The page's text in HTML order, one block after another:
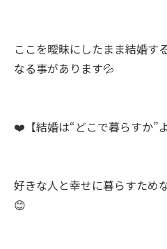
ここを曖昧にしたまま結婚す
なる事があります💦
❤️【結婚は“どこで暮らすか”
好きな人と幸せに暮らすため
😊